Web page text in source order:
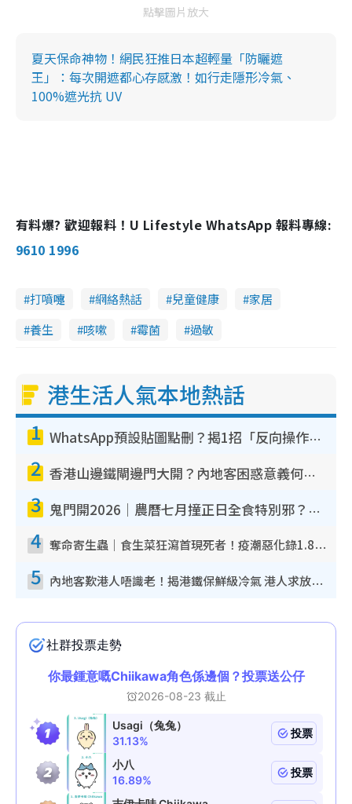
點擊圖片放大
夏天保命神物！網民狂推日本超輕量「防曬遮
王」：每次開遮都心存感激！如行走隱形冷氣、
100%遮光抗 UV
有料爆? 歡迎報料！U Lifestyle WhatsApp 報料專線:
9610 1996
打噴嚏 網絡熱話 兒童健康
家居
養生
咳嗽 霉菌 過敏
港生活人氣本地熱話
1 WhatsApp預設貼圖點刪？揭1招「反向操作」還原簡潔介面 附3步實測教學
2 香港山邊鐵閘邊門大開？內地客困惑意義何在！網民神回覆：呢種叫法理性防禦
3 鬼門開2026｜農曆七月撞正日全食特別邪？專家警告切忌做一事！揭4大禁忌+2招保平安
4 奪命寄生蟲｜食生菜狂瀉首現死者！疫潮惡化錄1.8萬宗病例 揭洗菜3大謬誤
5 內地客歎港人唔識老！揭港鐵保鮮級冷氣 港人求放過：咪投訴